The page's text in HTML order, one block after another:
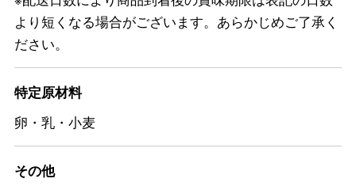
より短くなる場合がございます。あらかじめご了承く
ださい。
特定原材料
卵・乳・小麦
その他